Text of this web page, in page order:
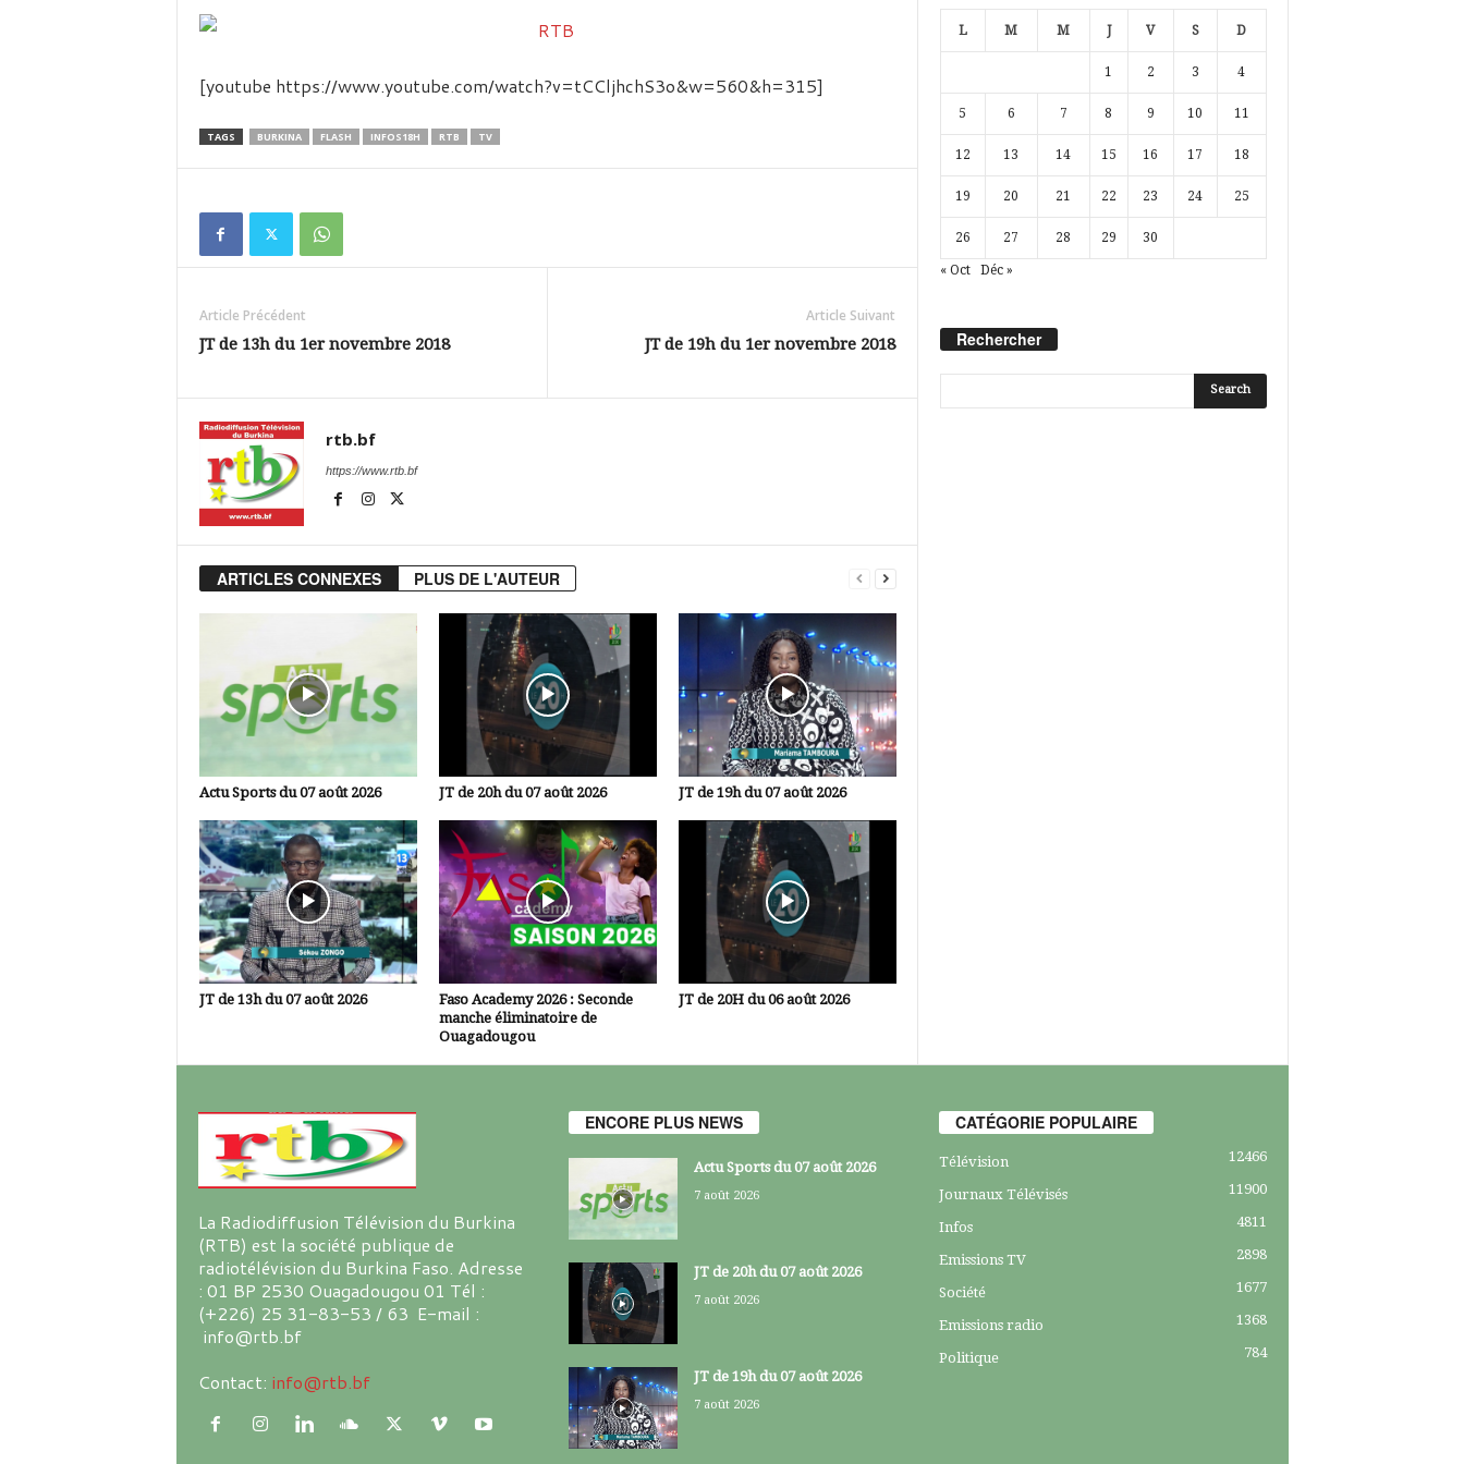
d
k
[youtube https://www.youtube.com/watch?v=tCCljhchS3o&w=560&h=315]
TAGS BURKINA FLASH INFOS18H RTB TV
Article Précédent
JT de 13h du 1er novembre 2018
Article Suivant
JT de 19h du 1er novembre 2018
rtb.bf
https://www.rtb.bf
ARTICLES CONNEXES PLUS DE L'AUTEUR
Actu Sports du 07 août 2026 JT de 20h du 07 août 2026 JT de 19h du 07 août 2026
JT de 13h du 07 août 2026
Faso Academy 2026 : Seconde
manche éliminatoire de
Ouagadougou
JT de 20H du 06 août 2026
L M M J V S D
1 2 3 4
5 6 7 8 9 10 11
12 13 14 15 16 17 18
19 20 21 22 23 24 25
26 27 28 29 30
« Oct Déc »
Rechercher
La Radiodiffusion Télévision du Burkina
(RTB) est la société publique de
radiotélévision du Burkina Faso. Adresse
: 01 BP 2530 Ouagadougou 01 Tél :
(+226) 25 31-83-53 / 63 E-mail :
info@rtb.bf
Contact: info@rtb.bf
ENCORE PLUS NEWS
Actu Sports du 07 août 2026
7 août 2026
JT de 20h du 07 août 2026
7 août 2026
JT de 19h du 07 août 2026
7 août 2026
CATÉGORIE POPULAIRE
Télévision 12466
Journaux Télévisés 11900
Infos 4811
Emissions TV 2898
Société 1677
Emissions radio 1368
Politique 784